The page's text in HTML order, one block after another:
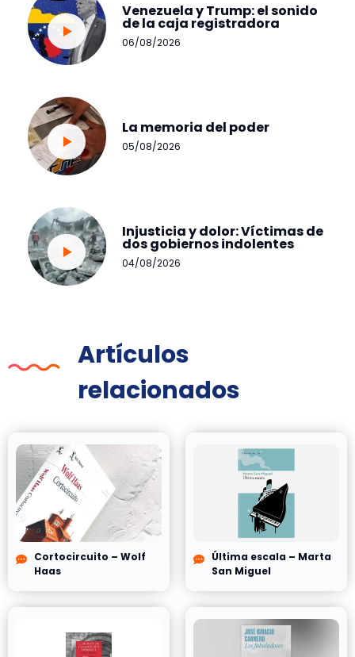
Venezuela y Trump: el sonido
de la caja registradora
06/08/2026
La memoria del poder
05/08/2026
Injusticia y dolor: Víctimas de
dos gobiernos indolentes
04/08/2026
Artículos
relacionados
Cortocircuito – Wolf
Haas
Última escala – Marta
San Miguel